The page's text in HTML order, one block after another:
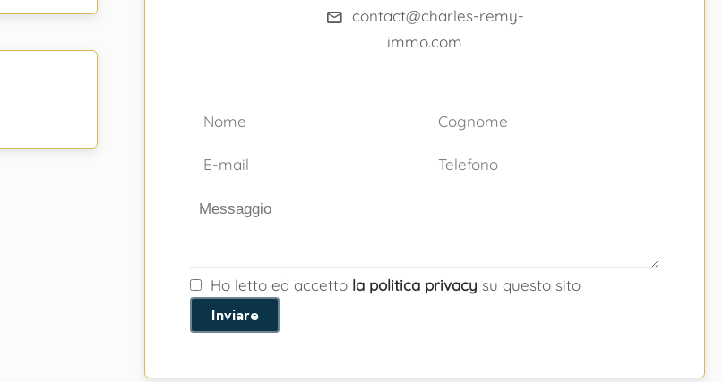
contact@charles-remy-
immo.com
Ho letto ed accetto la politica privacy su questo sito
Inviare